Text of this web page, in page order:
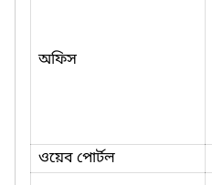
অফিস
ওয়েব পোর্টল